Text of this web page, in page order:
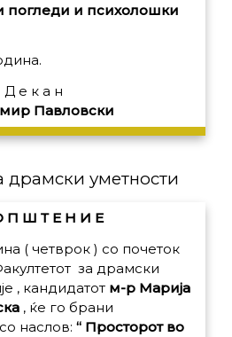
погледи и психолошки
Д е к а н
Павловски
драмски уметности
П Ш Т Е Н И Е
( четврок ) со почеток
за драмски
, кандидатот м-р Марија
, ќе го брани
наслов: “ Просторот во